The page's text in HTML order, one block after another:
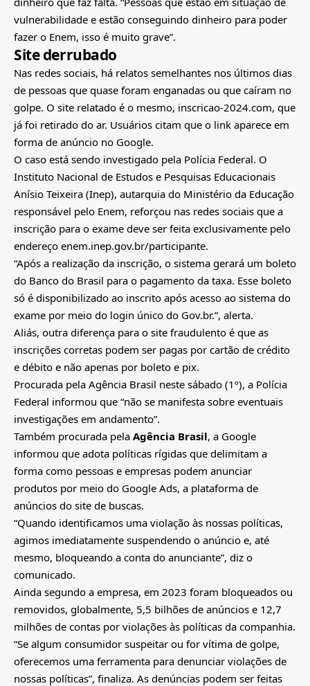
vulnerabilidade e estão conseguindo dinheiro para poder
fazer o Enem, isso é muito grave”.
Site derrubado
Nas redes sociais, há relatos semelhantes nos últimos dias
de pessoas que quase foram enganadas ou que caíram no
golpe. O site relatado é o mesmo, inscricao-2024.com, que
já foi retirado do ar. Usuários citam que o link aparece em
forma de anúncio no Google.
O caso está sendo investigado pela Polícia Federal. O
Instituto Nacional de Estudos e Pesquisas Educacionais
Anísio Teixeira (Inep), autarquia do Ministério da Educação
responsável pelo Enem, reforçou nas redes sociais que a
inscrição para o exame deve ser feita exclusivamente pelo
endereço enem.inep.gov.br/participante.
“Após a realização da inscrição, o sistema gerará um boleto
do Banco do Brasil para o pagamento da taxa. Esse boleto
só é disponibilizado ao inscrito após acesso ao sistema do
exame por meio do login único do Gov.br.”, alerta.
Aliás, outra diferença para o site fraudulento é que as
inscrições corretas podem ser pagas por cartão de crédito
e débito e não apenas por boleto e pix.
Procurada pela Agência Brasil neste sábado (1º), a Polícia
Federal informou que “não se manifesta sobre eventuais
investigações em andamento”.
Também procurada pela Agência Brasil, a Google
informou que adota políticas rígidas que delimitam a
forma como pessoas e empresas podem anunciar
produtos por meio do Google Ads, a plataforma de
anúncios do site de buscas.
“Quando identificamos uma violação às nossas políticas,
agimos imediatamente suspendendo o anúncio e, até
mesmo, bloqueando a conta do anunciante”, diz o
comunicado.
Ainda segundo a empresa, em 2023 foram bloqueados ou
removidos, globalmente, 5,5 bilhões de anúncios e 12,7
milhões de contas por violações às políticas da companhia.
“Se algum consumidor suspeitar ou for vítima de golpe,
oferecemos uma ferramenta para denunciar violações de
nossas políticas”, finaliza. As denúncias podem ser feitas